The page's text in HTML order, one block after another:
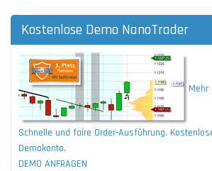
Kostenlose Demo NanoTrader
Mehr
Schnelle und faire Order-Ausführung.
Demokonto.
DEMO ANFRAGEN